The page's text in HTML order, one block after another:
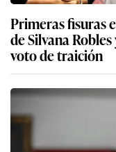
Primeras fisuras
de Silvana
voto de traición